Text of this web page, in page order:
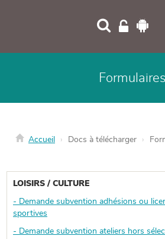
Formulaires
Accueil Docs à télécharger
LOISIRS / CULTURE
- Demande subvention adhésions ou
sportives
- Demande subvention ateliers hors